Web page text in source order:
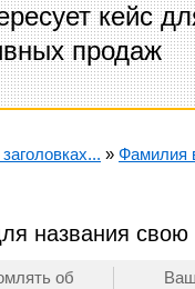
кейс
продаж
» Фамилия
названия
об